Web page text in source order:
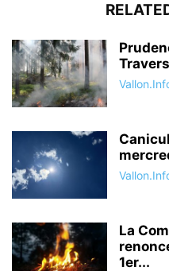
La
1er...